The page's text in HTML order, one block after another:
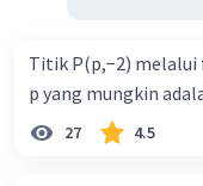
Hasil max=
max
=
=
Hasil
Titik P(p,−2) melalui
p yang mungkin
27 4.5